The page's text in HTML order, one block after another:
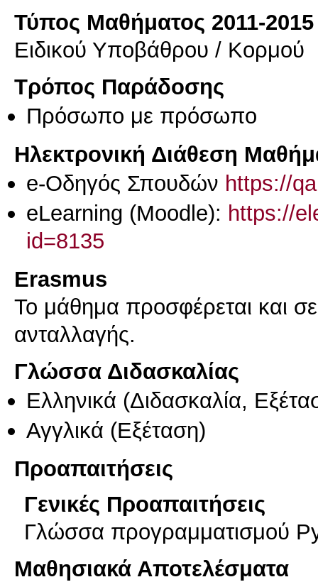
Τύπος Μαθήματος 2011-2015
Ειδικού Υποβάθρου / Κορμού
Τρόπος Παράδοσης
Πρόσωπο με πρόσωπο
Ηλεκτρονική Διάθεση
e-Οδηγός Σπουδών https://
eLearning (Moodle): https://
id=8135
Erasmus
Το μάθημα προσφέρεται και
ανταλλαγής.
Γλώσσα Διδασκαλίας
Ελληνικά (Διδασκαλία,
Αγγλικά (Εξέταση)
Προαπαιτήσεις
Γενικές Προαπαιτήσεις
Γλώσσα προγραμματισμού
Μαθησιακά Αποτελέσματα